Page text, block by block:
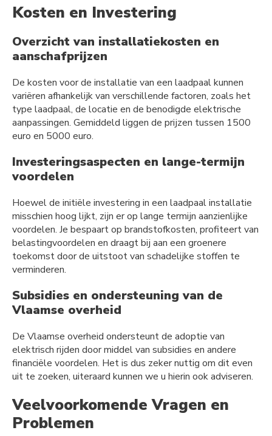
Kosten en Investering
Overzicht van installatiekosten en
aanschafprijzen
De kosten voor de installatie van een laadpaal kunnen
variëren afhankelijk van verschillende factoren, zoals het
type laadpaal, de locatie en de benodigde elektrische
aanpassingen. Gemiddeld liggen de prijzen tussen 1500
euro en 5000 euro.
Investeringsaspecten en lange-termijn
voordelen
Hoewel de initiële investering in een laadpaal installatie
misschien hoog lijkt, zijn er op lange termijn aanzienlijke
voordelen. Je bespaart op brandstofkosten, profiteert van
belastingvoordelen en draagt bij aan een groenere
toekomst door de uitstoot van schadelijke stoffen te
verminderen.
Subsidies en ondersteuning van de
Vlaamse overheid
De Vlaamse overheid ondersteunt de adoptie van
elektrisch rijden door middel van subsidies en andere
financiële voordelen. Het is dus zeker nuttig om dit even
uit te zoeken, uiteraard kunnen we u hierin ook adviseren.
Veelvoorkomende Vragen en
Problemen